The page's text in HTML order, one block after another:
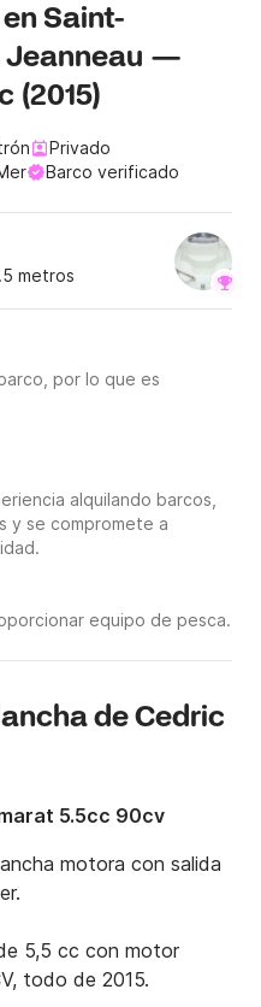
Saint-
Jeanneau —
(2015)
Privado
Barco verificado
metros
por lo que es
alquilando barcos,
y se compromete a
equipo de pesca.
de Cedric
5.5cc 90cv
motora con salida
5,5 cc con motor
todo de 2015.